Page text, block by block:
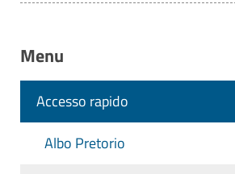
Menu
Accesso rapido
Albo Pretorio